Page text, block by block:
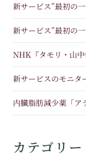
新サービス”最初の
新サービス”最初の
NHK『タモリ・山
新サービスのモニ
内臓脂肪減少薬「ア
カテゴリー